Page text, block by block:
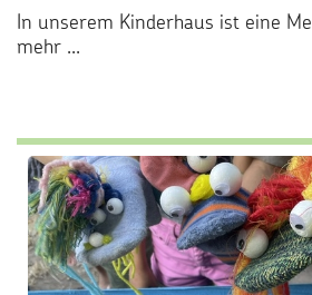
Kontakt
In unserem Kinderhaus ist eine
mehr ...